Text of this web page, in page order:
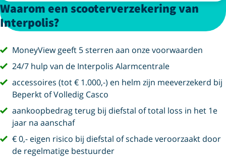
Waarom een scooterverzekering van
Interpolis?
vink
MoneyView geeft 5 sterren aan onze voorwaarden
vink
24/7 hulp van de Interpolis Alarmcentrale
vink
accessoires (tot € 1.000,-) en helm zijn meeverzekerd bij
Beperkt of Volledig Casco
vink
aankoopbedrag terug bij diefstal of total loss in het 1e
jaar na aanschaf
vink
€ 0,- eigen risico bij diefstal of schade veroorzaakt door
de regelmatige bestuurder